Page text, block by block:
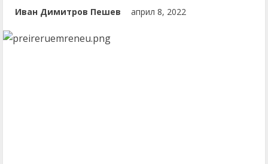
Иван Димитров Пешев април 8, 2022